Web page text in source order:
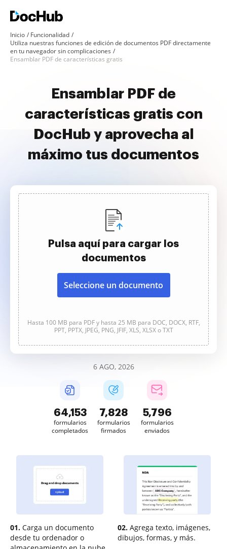
Inicio
Funcionalidad
Utiliza nuestras funciones de edición de documentos PDF directamente
en tu navegador sin complicaciones
Ensamblar PDF de características gratis
Ensamblar PDF de
características gratis con
DocHub y aprovecha al
máximo tus documentos
Pulsa aquí para cargar los
documentos
Seleccione un documento
Hasta 100 MB para PDF y hasta 25 MB para DOC, DOCX, RTF,
PPT, PPTX, JPEG, PNG, JFIF, XLS, XLSX o TXT
6 AGO, 2026
64,154
formularios
completados
7,828
formularios
firmados
5,797
formularios
enviados
01. Carga un documento
desde tu ordenador o
02. Agrega texto, imágenes,
dibujos, formas, y más.